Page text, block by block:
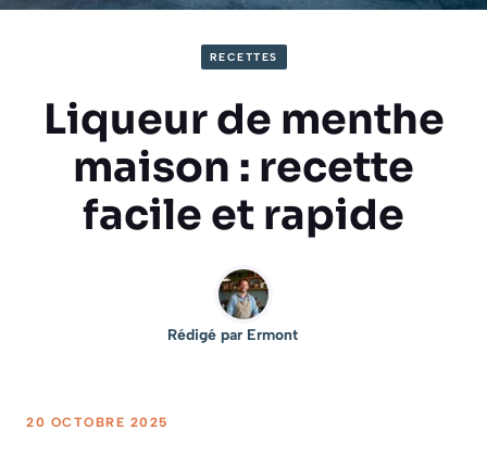
RECETTES
Liqueur de menthe
maison : recette
facile et rapide
Rédigé par Ermont
20 OCTOBRE 2025